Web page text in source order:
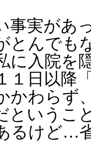
事実があ
とんでも
に入院を
１日以降
かわらず
というこ
るけど…